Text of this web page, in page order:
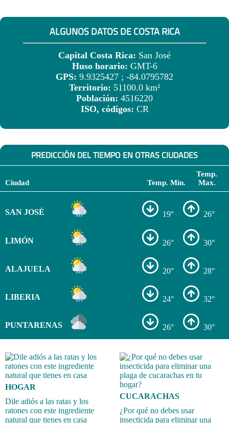
ALGUNOS DATOS DE COSTA RICA
Capital Costa Rica: San José
Huso horario: GMT-6
GPS: 9.9325427 ; -84.0795782
Territorio: 51100.0 km²
Población: 4516220
ISO, códigos: CR
PREDICCIÓN DEL TIEMPO EN OTRAS CIUDADES
Ciudad Temp. Min.
Temp.
Max.
SAN JOSÉ 19° 26°
LIMÓN 26° 30°
ALAJUELA 20° 28°
LIBERIA 24° 32°
PUNTARENAS 26° 30°
HOGAR
Dile adiós a las ratas y los
ratones con este ingrediente
natural que tienes en casa
CUCARACHAS
¿Por qué no debes usar
insecticida para eliminar una